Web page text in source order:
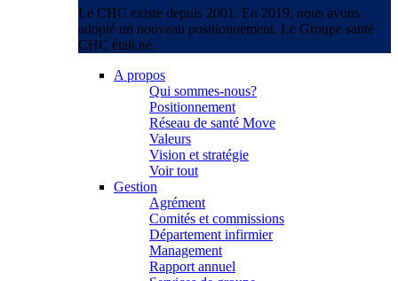
Le CHC existe depuis 2001. En 2019, nous avons
adopté un nouveau positionnement. Le Groupe santé
CHC était né.
A propos
Qui sommes-nous?
Positionnement
Réseau de santé Move
Valeurs
Vision et stratégie
Voir tout
Gestion
Agrément
Comités et commissions
Département infirmier
Management
Rapport annuel